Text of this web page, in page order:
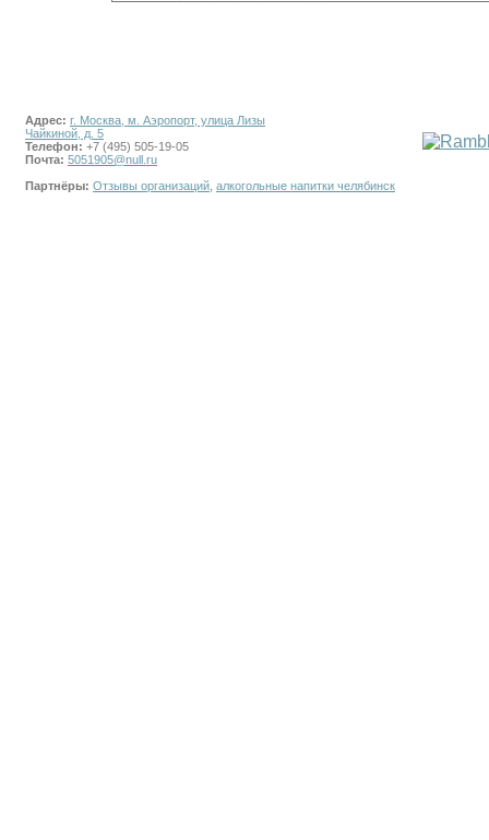
Адрес: г. Москва, м. Аэропорт, улица Лизы
Чайкиной, д. 5
Телефон: +7 (495) 505-19-05
Почта: 5051905@null.ru
Партнёры: Отзывы организаций алкогольные напитки челябинск